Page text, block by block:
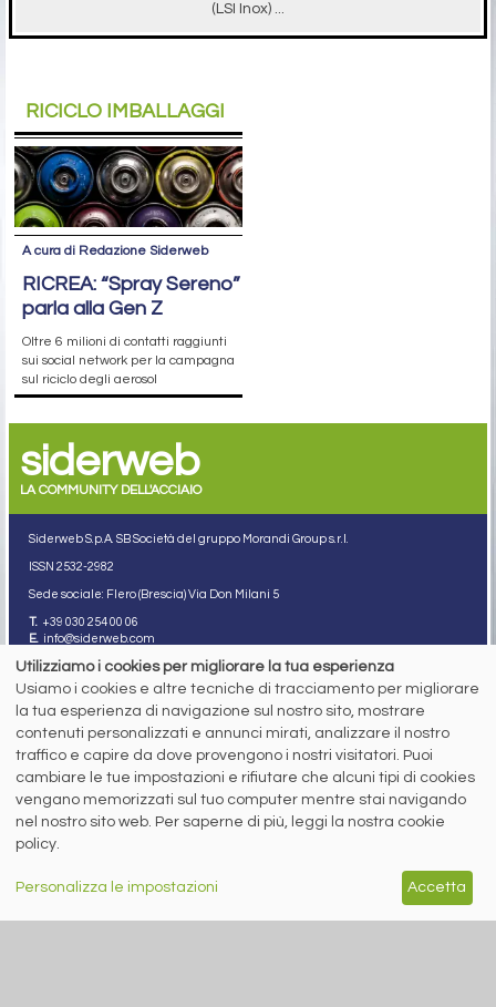
(LSI Inox) ...
RICICLO IMBALLAGGI
A cura di Redazione Siderweb
RICREA: “Spray Sereno”
parla alla Gen Z
Oltre 6 milioni di contatti raggiunti
sui social network per la campagna
sul riciclo degli aerosol
siderweb
LA COMMUNITY DELL'ACCIAIO
Siderweb S.p.A. SB Società del gruppo Morandi Group s.r.l.
ISSN 2532-2982
Sede sociale: Flero (Brescia) Via Don Milani 5
T. +39 030 254 00 06
E. info@siderweb.com
Copyright siderweb spa sb
Tutti i diritti sono riservati
Privacy policy
Cookie policy
Digital Services Act Policy
MENU
NEWS
PREZZI ITALIA
SERVIZI
SEGUICI SUI NOSTRI
SOCIAL NETWORK
Utilizziamo i cookies per migliorare la tua esperienza
Usiamo i cookies e altre tecniche di tracciamento per migliorare
la tua esperienza di navigazione sul nostro sito, mostrare
contenuti personalizzati e annunci mirati, analizzare il nostro
traffico e capire da dove provengono i nostri visitatori. Puoi
cambiare le tue impostazioni e rifiutare che alcuni tipi di cookies
vengano memorizzati sul tuo computer mentre stai navigando
nel nostro sito web. Per saperne di più, leggi la nostra cookie
policy.
Personalizza le impostazioni Accetta